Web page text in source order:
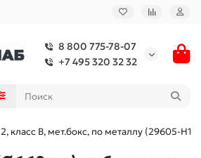
8 800 775-78-07
+7 495 320 32 32
класс В, мет.бокс, по металлу (29605-